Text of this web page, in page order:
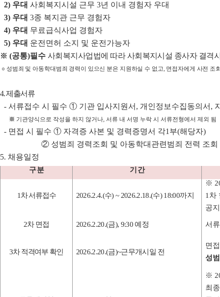
2) 우대 사회복지시설 근무 3년 이내 경험자 우대
3) 우대 3종 복지관 근무 경험자
4) 우대 무료급식사업 경험자
5) 우대 운전면허 소지 및 운전가능자
※ (공통)필수 사회복지사업법에 따라 사회복지시설 종사자 결격
○ 성범죄 및 아동학대범죄 경력이 있으신 분은 지원하실 수 없고, 면접자에게 사전 조
4.제출서류
- 서류접수 시 필수 ① 기관 입사지원서 , 개인정보수집동의서 ,
※ 기관양식으로 작성을 하지 않거나, 서류 내 서명 누락 시 서류전형에서 제외 됨
- 면접 시 필수 ① 자격증 사본 및 경력증명서 각1부(해당자)
② 성범죄 경력조회 및 아동학대관련범죄 전력 조
5. 채용일정
구 분 기 간
1차 서류접수 2026.2.4.(수) ~ 2026.2.18.(수) 18:00까지
※
1차
공
2차 면접 2026.2.20.(금), 9:30 예정 서
3차 적격여부 확인 2026.2.20.(금)~근무개시일 전
면
성
※
최